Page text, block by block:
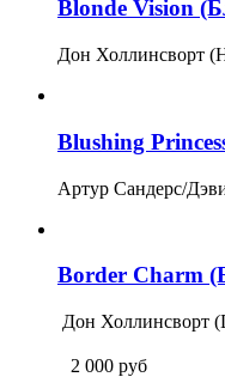
Blonde Vision
Дон Холлинсворт
Blushing
Артур Сандерс/
Border Charm
Дон Холлинсворт
2 000 руб